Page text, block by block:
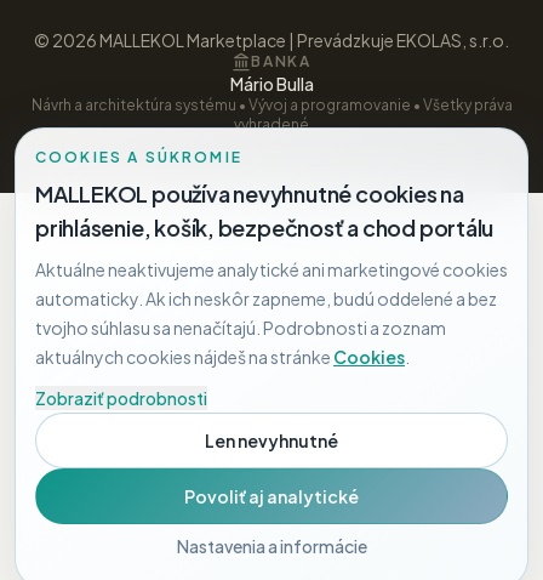
© 2026 MALLEKOL Marketplace | Prevádzkuje EKOLAS, s.r.o.
BANKA
Mário Bulla
Návrh a architektúra systému • Vývoj a programovanie • Všetky práva
vyhradené
COOKIES A SÚKROMIE
MALLEKOL používa nevyhnutné cookies na
prihlásenie, košík, bezpečnosť a chod portálu
Aktuálne neaktivujeme analytické ani marketingové cookies
automaticky. Ak ich neskôr zapneme, budú oddelené a bez
tvojho súhlasu sa nenačítajú. Podrobnosti a zoznam
aktuálnych cookies nájdeš na stránke Cookies
Zobraziť podrobnosti
Len nevyhnutné
Povoliť aj analytické
Nastavenia a informácie